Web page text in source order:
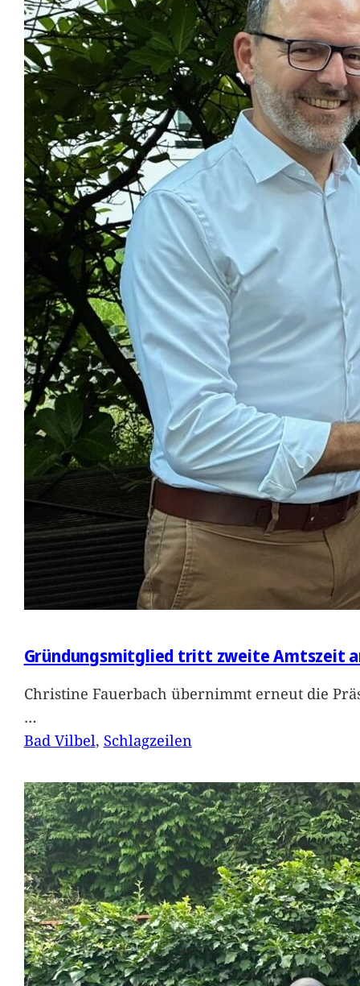
Gründungsmitglied tritt zweite Amtszeit
Christine Fauerbach übernimmt erneut die
…
Bad Vilbel, Schlagzeilen